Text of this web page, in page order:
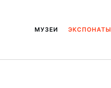
МУЗЕИ ЭКСПОНАТЫ